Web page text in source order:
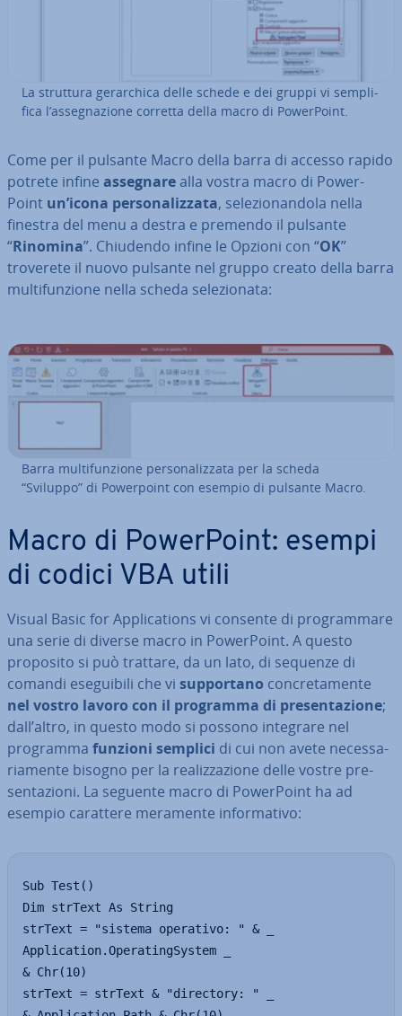
La struttura ge­rar­chi­ca delle schede e dei gruppi vi sem­pli­
fi­ca l’as­se­gna­zio­ne corretta della macro di Po­wer­Point.
Come per il pulsante Macro della barra di accesso rapido
potrete infine assegnarealla vostra macro di Po­wer­
Point un’icona per­so­na­liz­za­ta, se­le­zio­nan­do­la nella
finestra del menu a destra e premendo il pulsante
“Rinomina”. Chiudendo infine le Opzioni con “OK”
troverete il nuovo pulsante nel gruppo creato della barra
mul­ti­fun­zio­ne nella scheda se­le­zio­na­ta:
Barra mul­ti­fun­zio­ne per­so­na­liz­za­ta per la scheda
“Sviluppo” di Po­wer­point con esempio di pulsante Macro.
Macro di Po­wer­Point: esempi
di codici VBA utili
Visual Basic for Ap­pli­ca­tions vi consente di pro­gram­ma­re
una serie di diverse macro in Po­wer­Point. A questo
proposito si può trattare, da un lato, di sequenze di
comandi ese­gui­bi­li che vi sup­por­ta­no con­cre­ta­men­te
nel vostro lavoro con il programma di pre­sen­ta­zio­ne;
dall’altro, in questo modo si possono integrare nel
programma funzioni semplici di cui non avete ne­ces­sa­
ria­men­te bisogno per la rea­liz­za­zio­ne delle vostre pre­
sen­ta­zio­ni. La seguente macro di Po­wer­Point ha ad
esempio carattere meramente in­for­ma­ti­vo:
Sub Test()
Dim strText As String
strText = "sistema operativo: " & _
Application.OperatingSystem _
& Chr(10)
strText = strText & "directory: " _